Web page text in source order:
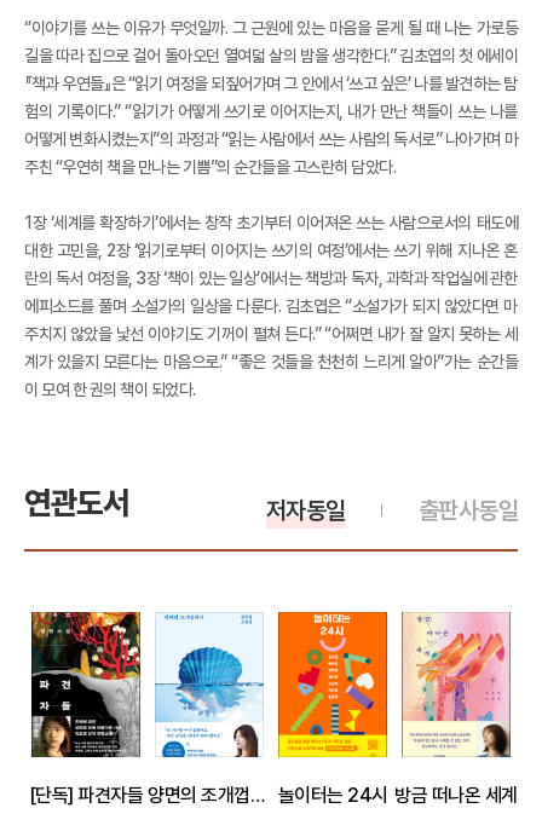
“이야기를 쓰는 이유가 무엇일까. 그 근원에 있는 마음을 묻게 될 때 나는 가로등
길을 따라 집으로 걸어 돌아오던 열여덟 살의 밤을 생각한다.” 김초엽의 첫 에세이
『책과 우연들』은 “읽기 여정을 되짚어가며 그 안에서 ‘쓰고 싶은’ 나를 발견하는 탐
험의 기록이다.” “읽기가 어떻게 쓰기로 이어지는지, 내가 만난 책들이 쓰는 나를
어떻게 변화시켰는지”의 과정과 “읽는 사람에서 쓰는 사람의 독서로” 나아가며 마
주친 “우연히 책을 만나는 기쁨”의 순간들을 고스란히 담았다.
1장 ‘세계를 확장하기’에서는 창작 초기부터 이어져온 쓰는 사람으로서의 태도에
대한 고민을, 2장 ‘읽기로부터 이어지는 쓰기의 여정’에서는 쓰기 위해 지나온 혼
란의 독서 여정을, 3장 ‘책이 있는 일상’에서는 책방과 독자, 과학과 작업실에 관한
에피소드를 풀며 소설가의 일상을 다룬다. 김초엽은 “소설가가 되지 않았다면 마
주치지 않았을 낯선 이야기도 기꺼이 펼쳐 든다.” “어쩌면 내가 잘 알지 못하는 세
계가 있을지 모른다는 마음으로.” “좋은 것들을 천천히 느리게 알아”가는 순간들
이 모여 한 권의 책이 되었다.
연관도서 출판사동일
저자동일
[단독] 파견자들 양면의 조개껍데기 놀이터는 24시 방금 떠나온 세계